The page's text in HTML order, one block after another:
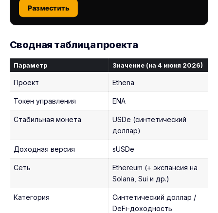
Разместить
Сводная таблица проекта
Параметр Значение (на 4 июня 2026)
Проект Ethena
Токен управления ENA
Стабильная монета
USDe (синтетический
доллар)
Доходная версия sUSDe
Сеть
Ethereum (+ экспансия на
Solana, Sui и др.)
Категория
Синтетический доллар /
DeFi-доходность